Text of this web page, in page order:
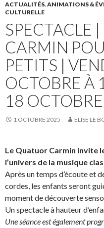
ACTUALITÉS, ANIMATIONS &
CULTURELLE
SPECTACLE
CARMIN
PETITS |
OCTOBRE À
18
1 OCTOBRE 2025 ELISE LE
Le Quatuor Carmin invite
l’univers de la musique
Après un temps d’écoute et
cordes, les enfants seront
moment de découverte
Un spectacle à hauteur
Une séance est également